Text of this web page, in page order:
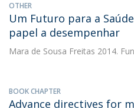
OTHER
Um Futuro para a
papel a desempenhar
Mara de Sousa Freitas 2014.
BOOK CHAPTER
Advance directives for